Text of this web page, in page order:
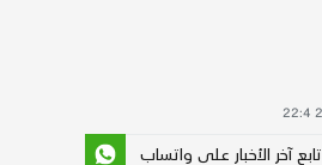
تابع آخر الأخبار على واتساب